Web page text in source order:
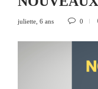
juliette 6 ans 0